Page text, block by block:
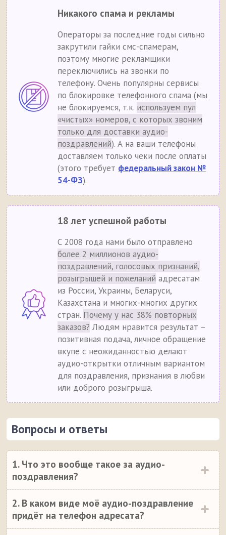
Никакого спама и рекламы
Операторы за последние годы сильно
закрутили гайки смс-спамерам,
поэтому многие рекламщики
переключились на звонки по
телефону. Очень популярны сервисы
по блокировке телефонного спама (мы
не блокируемся, т.к. используем пул
«чистых» номеров, с которых звоним
только для доставки аудио-
поздравлений). А на ваши телефоны
доставляем только чеки после оплаты
(этого требует федеральный закон №
54-ФЗ).
18 лет успешной работы
С 2008 года нами было отправлено
более 2 миллионов аудио-
поздравлений, голосовых признаний,
розыгрышей и пожеланий адресатам
из России, Украины, Беларуси,
Казахстана и многих-многих других
стран. Почему у нас 38% повторных
заказов? Людям нравится результат –
позитивная подача, личное обращение
вкупе с неожиданностью делают
аудио-открытки отличным вариантом
для поздравления, признания в любви
или доброго розыгрыша.
Вопросы и ответы
1. Что это вообще такое за аудио-
поздравления?
2. В каком виде моё аудио-поздравление
придёт на телефон адресата?